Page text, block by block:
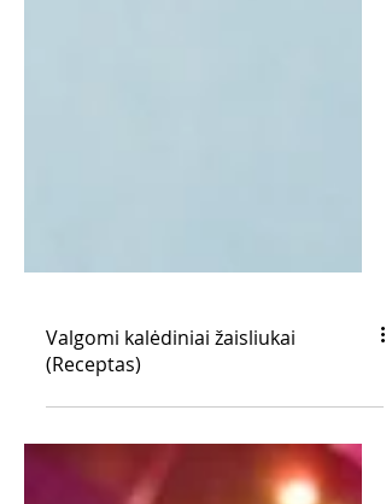
Valgomi kalėdiniai žaisliukai
(Receptas)